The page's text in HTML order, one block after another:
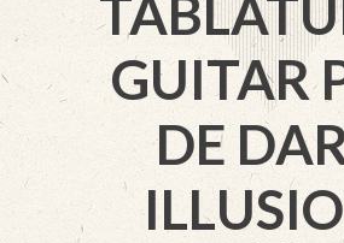
GUITAR
DE